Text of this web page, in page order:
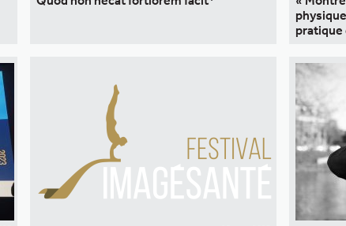
pratique